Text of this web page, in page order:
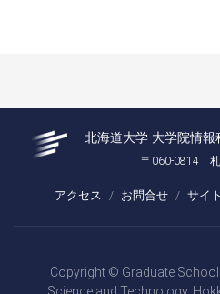
北海道大学 大学院情
〒060-0814 札
アクセス お問合せ サイ
Copyright © Graduate